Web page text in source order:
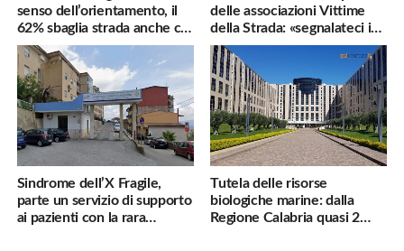
senso dell’orientamento, il
62% sbaglia strada anche col
navigatore
delle associazioni Vittime
della Strada: «segnalateci i
pericoli, interverremo
subito»
Sindrome dell’X Fragile,
parte un servizio di supporto
ai pazienti con la rara
Tutela delle risorse
biologiche marine: dalla
Regione Calabria quasi 2